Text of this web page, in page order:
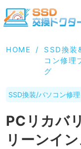
HOME /
SSD換装
コン修理
グ
SSD換装/パソコン修理
PCリカバ
リーンイ